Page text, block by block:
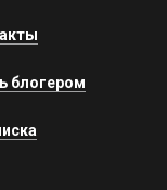
блогером